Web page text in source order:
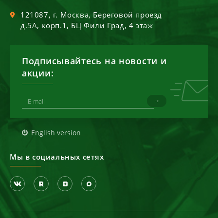
121087, г. Москва, Береговой проезд
д.5А, корп.1, БЦ Фили Град, 4 этаж
Подписывайтесь на новости и
акции:
English version
Мы в социальных сетях